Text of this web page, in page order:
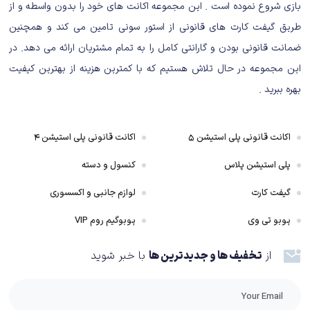
یک گانگستر بی‌مغز تبدیل به یکی از سهام‌داران بزرگ‌ترین کازینو سان اندریاس
گیم پلی بازی Gta Trilogy
تغییر کرده‌اند و می‌توان گفت این تغییرات همگی مثبت بوده‌اند. مهم‌ترین این
بازی شروع نموده است . این مجموعه اکانت های خود را بدون واسطه و از
طریق گیفت کارت های قانونی از استور سونی تامین می کند و همچنین
ضمانت قانونی بودن و گارانتی کامل را به تمام مشتریان ارائه می دهد. در
این مجموعه در حال تلاش هستیم که با کمترین هزینه از بهترین کیفیت
بهره ببرید .
اکانت قانونی پلی استیشن ۵
پلی استیشن پلاس
گیفت کارت
پوبو تی وی
اکانت قانونی پلی استیشن ۴
کنسول و دسته
لوازم جانبی و اکسسوری
پوبوگیم روم VIP
از تخفیف ها و جدیدترین ها با خبر شوید